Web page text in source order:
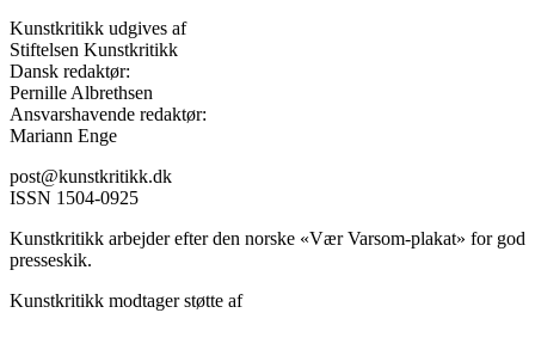
Kunstkritikk udgives af
Stiftelsen Kunstkritikk
Dansk redaktør:
Pernille Albrethsen
Ansvarshavende redaktør:
Mariann Enge
post@kunstkritikk.dk
ISSN 1504-0925
Kunstkritikk arbejder efter den norske «Vær Varsom-plakat» for god
presseskik.
Kunstkritikk modtager støtte af